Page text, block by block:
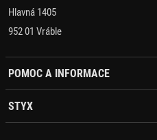
Hlavná 1405
952 01 Vráble
POMOC A INFORMACE
STYX